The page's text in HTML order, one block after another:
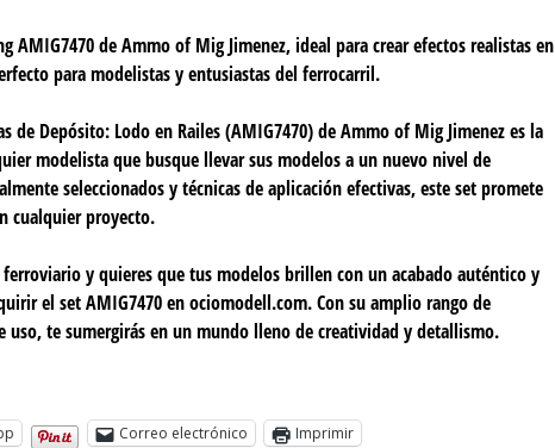
AMIG7470 de Ammo of Mig Jimenez, ideal para crear efectos realistas en
para modelistas y entusiastas del ferrocarril.
de Depósito: Lodo en Railes (AMIG7470) de Ammo of Mig Jimenez es la
modelista que busque llevar sus modelos a un nuevo nivel de
seleccionados y técnicas de aplicación efectivas, este set promete
cualquier proyecto.
y quieres que tus modelos brillen con un acabado auténtico y
el set AMIG7470 en ociomodell.com. Con su amplio rango de
uso, te sumergirás en un mundo lleno de creatividad y detallismo.
Correo electrónico Imprimir